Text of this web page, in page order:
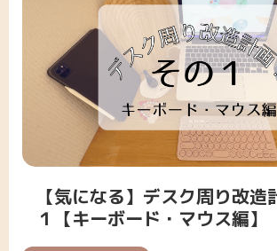
【気になる】デスク周り改造
１【キーボード・マウス編】